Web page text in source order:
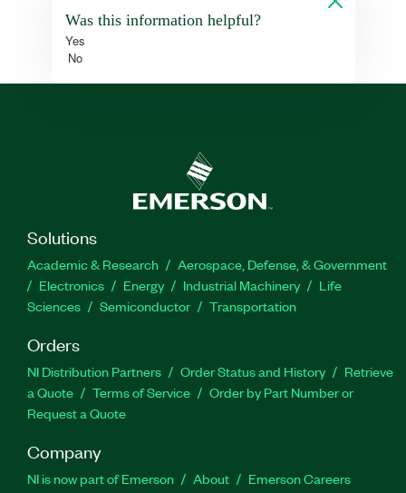
Was this information helpful?
Yes
No
Solutions
Academic & Research
Aerospace, Defense, & Government
Electronics
Energy Industrial Machinery
Life
Sciences
Semiconductor Transportation
Orders
NI Distribution Partners Order Status and History
Retrieve
a Quote
Terms of Service
Order by Part Number or
Request a Quote
Company
NI is now part of Emerson About
Emerson Careers